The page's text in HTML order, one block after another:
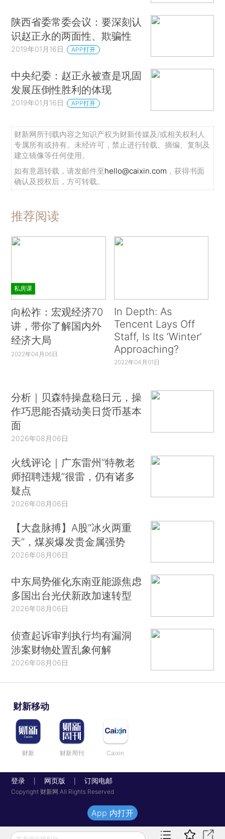
陕西省委常委会议：要深刻认
识赵正永的两面性、欺骗性
2019年01月16日 APP打开
中央纪委：赵正永被查是巩固
发展压倒性胜利的体现
2019年01月16日 APP打开
财新网所刊载内容之知识产权为财新传媒及/或相关权利人
专属所有或持有。未经许可，禁止进行转载、摘编、复制及
建立镜像等任何使用。
如有意愿转载，请发邮件至hello@caixin.com ，获得书面
确认及授权后，方可转载。
推荐阅读
私房课
向松祚：宏观经济70
讲，带你了解国内外
经济大局
2022年04月06日
In Depth: As
Tencent Lays Off
Staff, Is Its ‘Winter’
Approaching?
2022年04月01日
分析｜贝森特操盘稳日元，操
作巧思能否撬动美日货币基本
面
2026年08月06日
火线评论｜广东雷州“特教老
师招聘违规”很雷，仍有诸多
疑点
2026年08月06日
【大盘脉搏】A股“冰火两重
天”，煤炭爆发贵金属强势
2026年08月06日
中东局势催化东南亚能源焦虑
多国出台光伏新政加速转型
2026年08月06日
侦查起诉审判执行均有漏洞
涉案财物处置乱象何解
2026年08月06日
财新移动
财新 财新周刊 Caixin
登录 网页版 订阅电邮
Copyright 财新网 All Rights Reserved
App 内打开